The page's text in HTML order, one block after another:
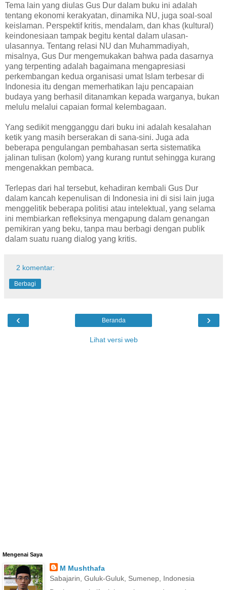
Tema lain yang diulas Gus Dur dalam buku ini adalah
tentang ekonomi kerakyatan, dinamika NU, juga soal-soal
keislaman. Perspektif kritis, mendalam, dan khas (kultural)
keindonesiaan tampak begitu kental dalam ulasan-
ulasannya. Tentang relasi NU dan Muhammadiyah,
misalnya, Gus Dur mengemukakan bahwa pada dasarnya
yang terpenting adalah bagaimana mengapresiasi
perkembangan kedua organisasi umat Islam terbesar di
Indonesia itu dengan memerhatikan laju pencapaian
budaya yang berhasil ditanamkan kepada warganya, bukan
melulu melalui capaian formal kelembagaan.
Yang sedikit mengganggu dari buku ini adalah kesalahan
ketik yang masih berserakan di sana-sini. Juga ada
beberapa pengulangan pembahasan serta sistematika
jalinan tulisan (kolom) yang kurang runtut sehingga kurang
mengenakkan pembaca.
Terlepas dari hal tersebut, kehadiran kembali Gus Dur
dalam kancah kepenulisan di Indonesia ini di sisi lain juga
menggelitik beberapa politisi atau intelektual, yang selama
ini membiarkan refleksinya mengapung dalam genangan
pemikiran yang beku, tanpa mau berbagi dengan publik
dalam suatu ruang dialog yang kritis.
2 komentar:
Berbagi
‹ ›
Beranda
Lihat versi web
Mengenai Saya
M Mushthafa
Sabajarin, Guluk-Guluk, Sumenep, Indonesia